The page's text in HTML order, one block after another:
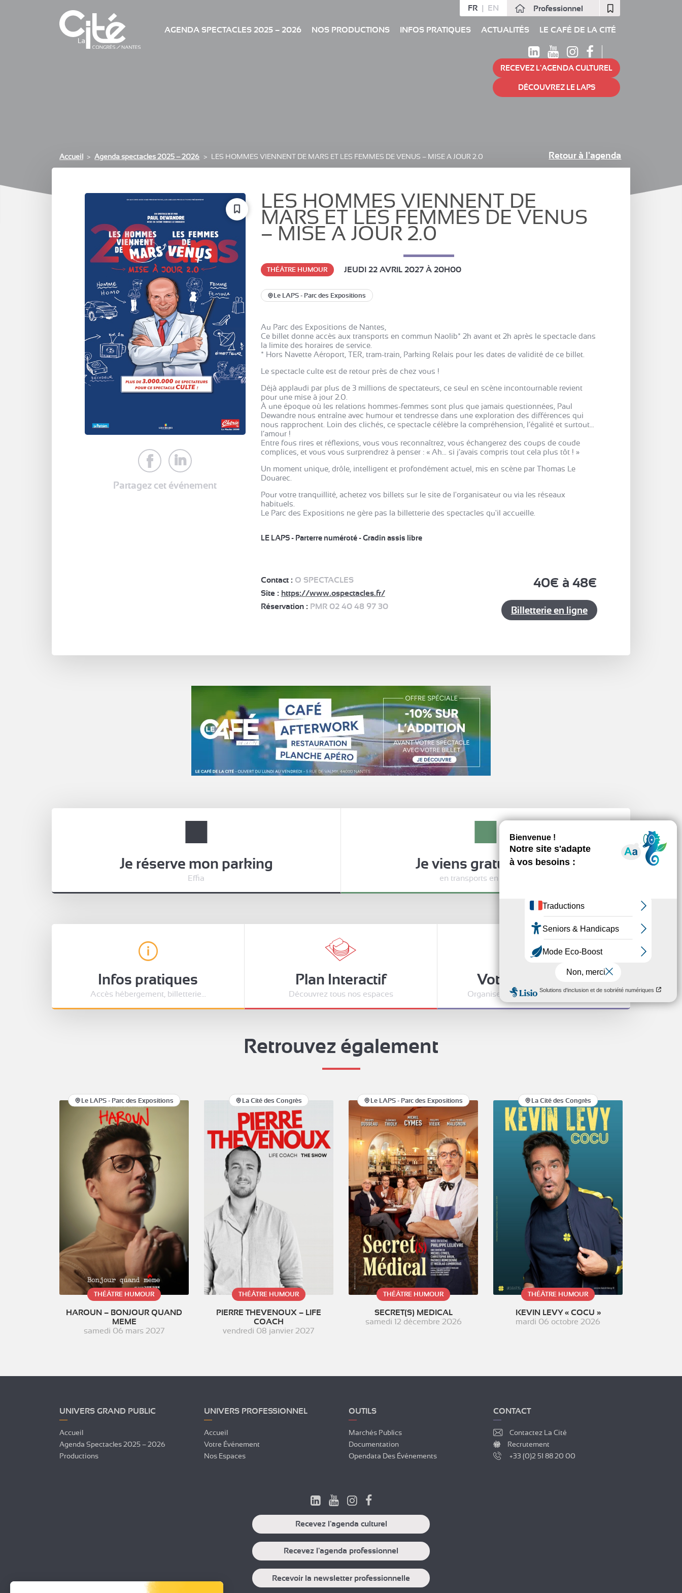
AGENDA SPECTACLES 2025 – 2026 NOS PRODUCTIONS INFOS PRATIQUES ACTUALITÉS LE CAFÉ DE LA CITÉ
RECEVEZ L'AGENDA CULTUREL
DÉCOUVREZ LE LAPS
FR EN Professionnel
Accueil Agenda spectacles 2025 – 2026 LES HOMMES VIENNENT DE MARS ET LES FEMMES DE VENUS – MISE A JOUR 2.0
Partagez cet événement
LES HOMMES VIENNENT DE
MARS ET LES FEMMES DE VENUS
– MISE A JOUR 2.0
THÉÂTRE HUMOUR JEUDI 22 AVRIL 2027 À 20H00
Le LAPS - Parc des Expositions
Au Parc des Expositions de Nantes,
Ce billet donne accès aux transports en commun Naolib* 2h avant et 2h après le spectacle dans
la limite des horaires de service.
* Hors Navette Aéroport, TER, tram-train, Parking Relais pour les dates de validité de ce billet.
Le spectacle culte est de retour près de chez vous !
Déjà applaudi par plus de 3 millions de spectateurs, ce seul en scène incontournable revient
pour une mise à jour 2.0.
À une époque où les relations hommes-femmes sont plus que jamais questionnées, Paul
Dewandre nous entraîne avec humour et tendresse dans une exploration des différences qui
nous rapprochent. Loin des clichés, ce spectacle célèbre la compréhension, l’égalité et surtout…
l’amour !
Entre fous rires et réflexions, vous vous reconnaîtrez, vous échangerez des coups de coude
complices, et vous vous surprendrez à penser : « Ah… si j’avais compris tout cela plus tôt ! »
Un moment unique, drôle, intelligent et profondément actuel, mis en scène par Thomas Le
Douarec.
Pour votre tranquillité, achetez vos billets sur le site de l'organisateur ou via les réseaux
habituels.
Le Parc des Expositions ne gère pas la billetterie des spectacles qu'il accueille.
LE LAPS - Parterre numéroté - Gradin assis libre
Contact : O SPECTACLES
Site : https://www.ospectacles.fr/
Réservation : PMR 02 40 48 97 30
40€ à 48€
Billetterie en ligne
Retour à l'agenda
Je réserve mon parking
Effia
Je viens gratuitement
en transports en commun
Infos pratiques
Accès hébergement, billetterie...
Plan Interactif
Découvrez tous nos espaces
Votre événement
Organisez votre événement à la Cité
Retrouvez également
Le LAPS - Parc des Expositions
THÉÂTRE HUMOUR
HAROUN – BONJOUR QUAND
MEME
samedi 06 mars 2027
La Cité des Congrès
THÉÂTRE HUMOUR
PIERRE THEVENOUX – LIFE
COACH
vendredi 08 janvier 2027
Le LAPS - Parc des Expositions
THÉÂTRE HUMOUR
SECRET(S) MEDICAL
samedi 12 décembre 2026
La Cité des Congrès
THÉÂTRE HUMOUR
KEVIN LEVY « COCU »
mardi 06 octobre 2026
UNIVERS GRAND PUBLIC
Accueil
Agenda Spectacles 2025 – 2026
Productions
UNIVERS PROFESSIONNEL
Accueil
Votre Événement
Nos Espaces
OUTILS
Marchés Publics
Documentation
Opendata Des Événements
CONTACT
Contactez La Cité
Recrutement
+33 (0)2 51 88 20 00
Recevez l'agenda culturel
Recevez l'agenda professionnel
Recevoir la newsletter professionnelle